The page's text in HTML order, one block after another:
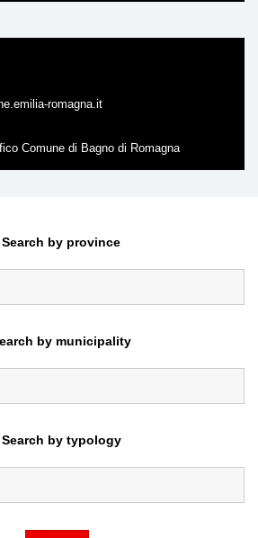
romagna.it
Comune di Bagno di Romagna
Search by province
by municipality
Search by typology